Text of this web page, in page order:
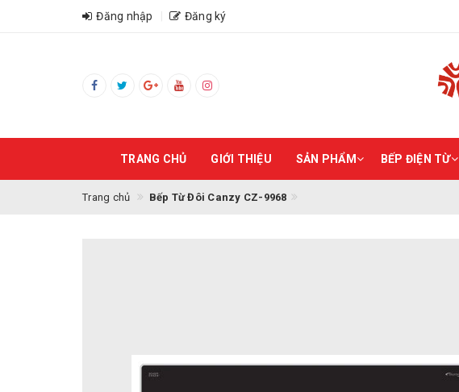
Đăng nhập Đăng ký
TRANG CHỦ GIỚI THIỆU SẢN PHẨM BẾP ĐIỆN TỪ
Trang chủ Bếp Từ Đôi Canzy CZ-9968